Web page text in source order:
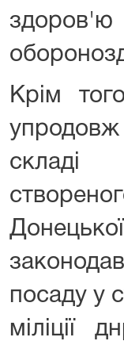
здоров'ю
Крім
упродовж
складі
посаду у
міліції